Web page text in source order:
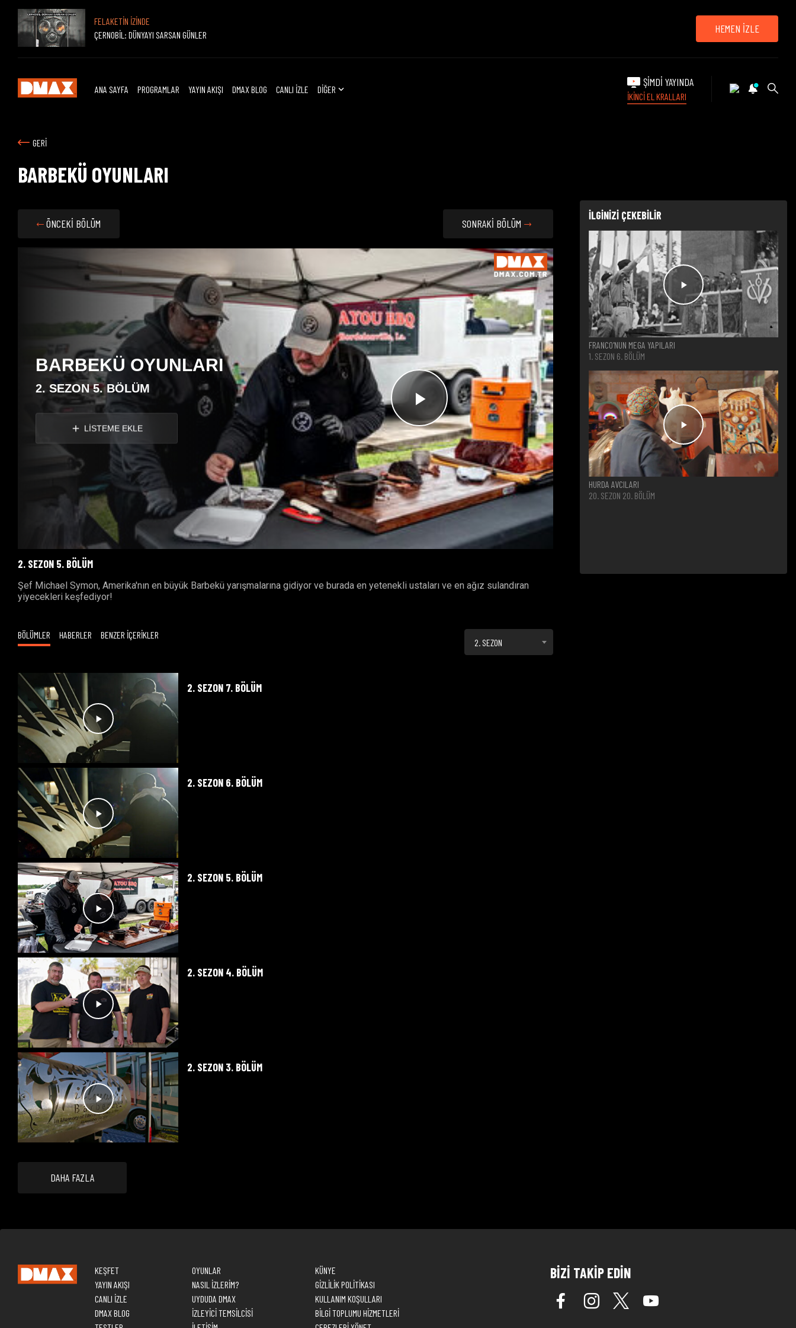
FELAKETİN İZİNDE
ÇERNOBİL: DÜNYAYI SARSAN GÜNLER
HEMEN İZLE
ANA SAYFA PROGRAMLAR YAYIN AKIŞI DMAX BLOG CANLI İZLE DİĞER
ŞİMDİ YAYINDA
İKİNCİ EL KRALLARI
GERİ
BARBEKÜ OYUNLARI
ÖNCEKİ BÖLÜM SONRAKİ BÖLÜM
Videoyu
Oynat
BARBEKÜ OYUNLARI
2. SEZON 5. BÖLÜM
LİSTEME EKLE
2. SEZON 5. BÖLÜM
Şef Michael Symon, Amerika'nın en büyük Barbekü yarışmalarına gidiyor ve burada en yetenekli ustaları ve en ağız sulandıran
yiyecekleri keşfediyor!
BÖLÜMLER HABERLER BENZER İÇERİKLER
2. SEZON
2. SEZON 7. BÖLÜM
2. SEZON 6. BÖLÜM
2. SEZON 5. BÖLÜM
2. SEZON 4. BÖLÜM
2. SEZON 3. BÖLÜM
DAHA FAZLA
İLGİNİZİ ÇEKEBİLİR
FRANCO'NUN MEGA YAPILARI
1. SEZON 6. BÖLÜM
HURDA AVCILARI
20. SEZON 20. BÖLÜM
KEŞFET
YAYIN AKIŞI
CANLI İZLE
DMAX BLOG
OYUNLAR
NASIL İZLERİM?
UYDUDA DMAX
İZLEYİCİ TEMSİLCİSİ
KÜNYE
GİZLİLİK POLİTİKASI
KULLANIM KOŞULLARI
BİLGİ TOPLUMU HİZMETLERİ
BİZİ TAKİP EDİN